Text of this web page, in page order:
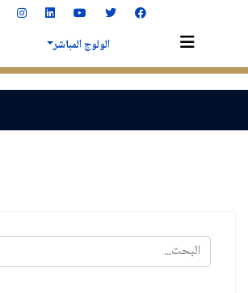
الولوج المباشر
البحث